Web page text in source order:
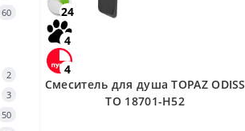
60
2
3
50
24
4
4
Смеситель для душа TOPAZ ODISS
TO 18701-H52